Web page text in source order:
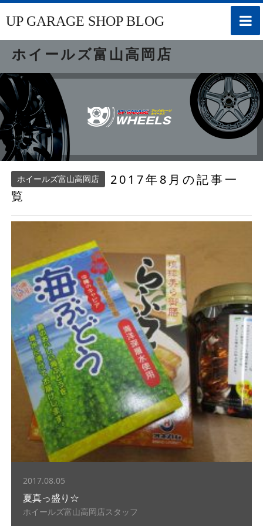
toggle
UP GARAGE SHOP BLOG
ホイールズ富山高岡店
ホイールズ富山高岡店
2017年8月の記事一
覧
2017.08.05
夏真っ盛り☆
ホイールズ富山高岡店スタッフ